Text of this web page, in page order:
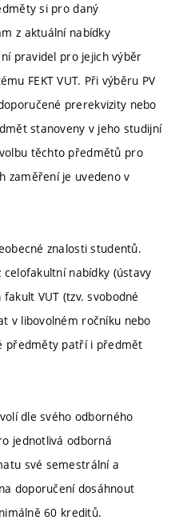
si pro daný
z aktuální nabídky
pravidel pro jejich výběr
FEKT VUT. Při výběru PV
prerekvizity nebo
stanoveny v jeho studijní
těchto předmětů pro
zaměření je uvedeno v
znalosti studentů.
nabídky (ústavy
VUT (tzv. svobodné
v libovolném ročníku nebo
předměty patří i předmět
dle svého odborného
jednotlivá odborná
své semestrální a
doporučení dosáhnout
60 kreditů.